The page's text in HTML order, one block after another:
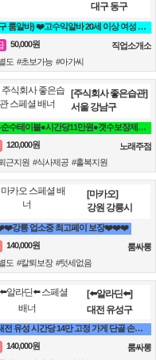
대구 동구
(대구 룸알바) ❤️고수익알바 20세 이상 여성 누구나 비밀보장❤️
50,000원
직업소개소
도 #초보가능 #아가씨
[주식회사 좋은습관]
서울 강남구
❤️●순수테이블●시간당11만원●갯수보장제●❤️
120,000원
노래주점
근지원 #식사제공 #홀복지원
[마카오]
강원 강릉시
강릉 업소중 최고페이 보장❤️❤️❤️
140,000원
룸싸롱
도 #칼퇴보장 #텃세없음
[⬅️알라딘⬅️]
대전 유성구
❤️대전 유성 시간당 14만 고정 가게 단골 손님 위주 / 고급 손님 많음 / 고수익 보장❤️
140,000원
룸싸롱